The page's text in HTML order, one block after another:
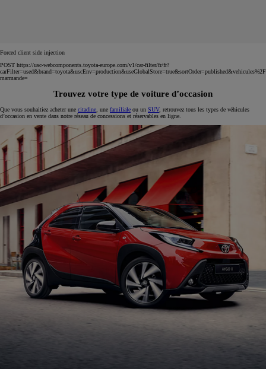
Forced client side injection
POST https://usc-webcomponents.toyota-europe.com/v1/car-filter/fr/fr?
marmande=
Trouvez votre type de voiture d’occasion
Que vous souhaitiez acheter une citadine , une familiale ou un SUV, retrouvez tous les types de véhicules
d’occasion en vente dans notre réseau de concessions et réservables en ligne.